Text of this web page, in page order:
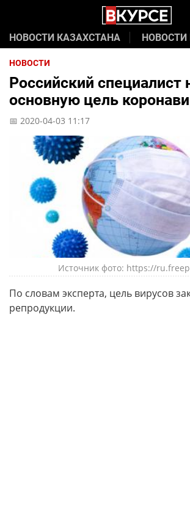
НОВОСТИ КАЗАХСТАНА
НОВОСТИ
Российский специалист
основную цель
📅 2020-04-03 11:17
Источник фото: https://
По словам эксперта, цель вирусов
репродукции.